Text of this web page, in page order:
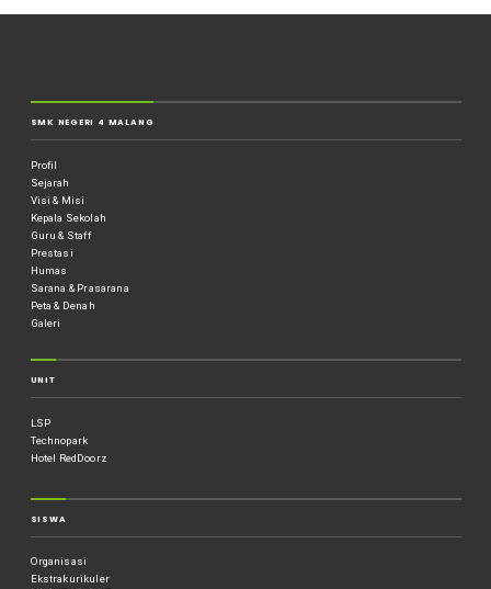
SMK NEGERI 4 MALANG
Profil
Sejarah
Visi & Misi
Kepala Sekolah
Guru & Staff
Prestasi
Humas
Sarana & Prasarana
Peta & Denah
Galeri
UNIT
LSP
Technopark
Hotel RedDoorz
SISWA
Organisasi
Ekstrakurikuler